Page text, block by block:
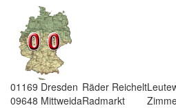
01169 Dresden Räder Reichelt
09648 MittweidaRadmarkt